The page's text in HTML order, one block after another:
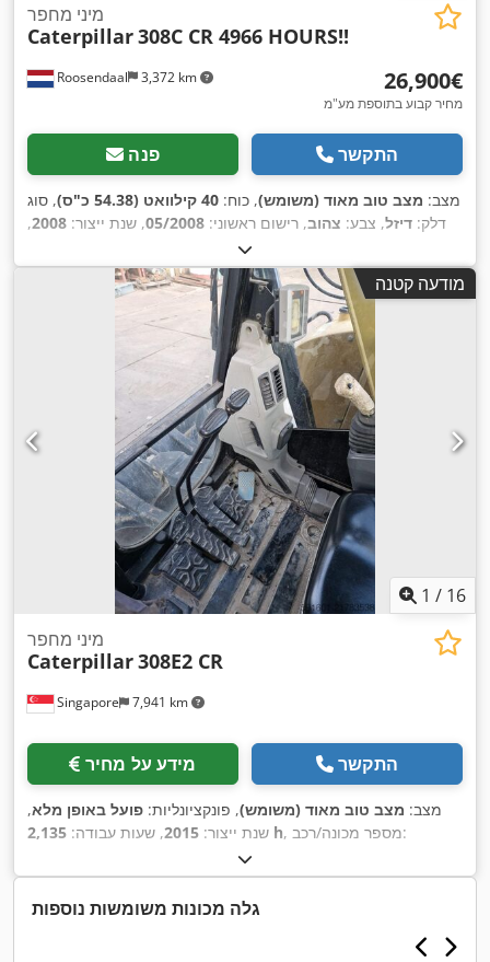
Roosendaal 3,372 km
מיני מחפר
Caterpillar308C CR 4966 HOURS!!
‏26,900 ‏€
מחיר קבוע בתוספת מע"מ
פנה התקשר
מצב: מצב טוב מאוד (משומש), כוח: 40 קילוואט (54.38 כ"ס)
, סוג
דלק: דיזל, צבע: צהוב, רישום ראשוני: 05/2008, שנת ייצור: 2008
,
מודעה קטנה
1 / 16
Singapore 7,941 km
מיני מחפר
Caterpillar308E2 CR
מידע על מחיר התקשר
מצב: מצב טוב מאוד (משומש), פונקציונליות: פועל באופן מלא,
שנת ייצור: 2015, שעות עבודה: 2,135 h
, מספר מכונה/רכב:
גלה מכונות משומשות נוספות